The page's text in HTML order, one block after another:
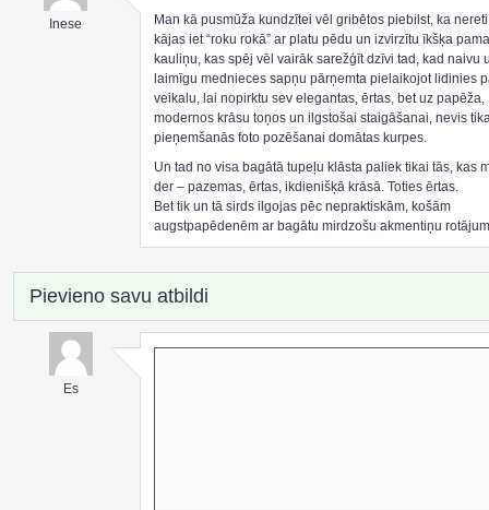
Inese
Man kā pusmūža kundzītei vēl gribētos piebilst, ka
kājas iet “roku rokā” ar platu pēdu un izvirzītu īkšķa
kauliņu, kas spēj vēl vairāk sarežģīt dzīvi tad, kad naivu
laimīgu mednieces sapņu pārņemta pielaikojot lidinies
veikalu, lai nopirktu sev elegantas, ērtas, bet uz papēža,
modernos krāsu toņos un ilgstošai staigāšanai, nevis
pieņemšanās foto pozēšanai domātas kurpes.
Un tad no visa bagātā tupeļu klāsta paliek tikai tās, kas
der – pazemas, ērtas, ikdienišķā krāsā. Toties ērtas.
Bet tik un tā sirds ilgojas pēc nepraktiskām, košām
augstpapēdenēm ar bagātu mirdzošu akmentiņu
Pievieno savu atbildi
Es